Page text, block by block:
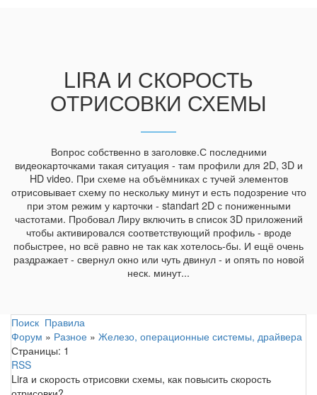
LIRA И СКОРОСТЬ
ОТРИСОВКИ СХЕМЫ
Вопрос собственно в заголовке.С последними
видеокарточками такая ситуация - там профили для 2D, 3D и
HD video. При схеме на объёмниках с тучей элементов
отрисовывает схему по нескольку минут и есть подозрение что
при этом режим у карточки - standart 2D с пониженными
частотами. Пробовал Лиру включить в список 3D приложений
чтобы активировался соответствующий профиль - вроде
побыстрее, но всё равно не так как хотелось-бы. И ещё очень
раздражает - свернул окно или чуть двинул - и опять по новой
неск. минут...
Поиск Правила
Форум » Разное » Железо, операционные системы, драйвера
Страницы: 1
RSS
Lira и скорость отрисовки схемы, как повысить скорость